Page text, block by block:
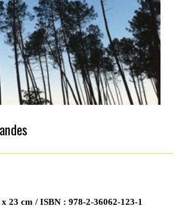
23 cm / ISBN : 978-2-36062-123-1